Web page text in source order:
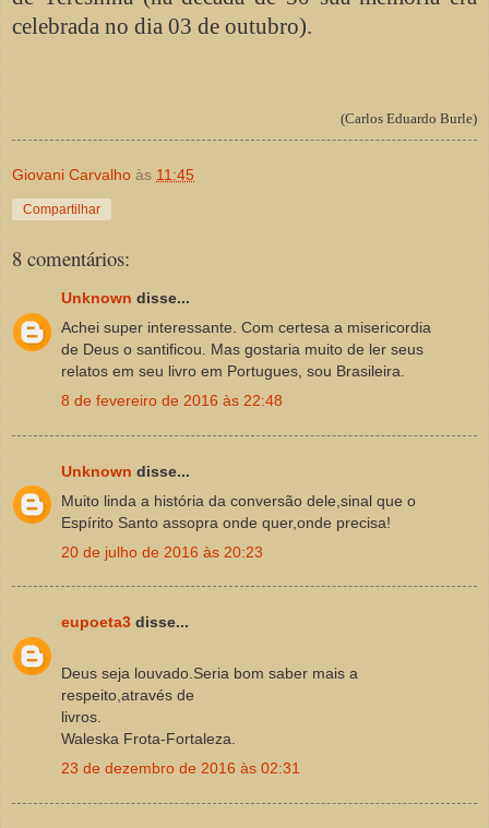
celebrada no dia 03 de outubro).
(Carlos Eduardo Burle)
Giovani Carvalho às 11:45
Compartilhar
8 comentários:
Unknown disse...
Achei super interessante. Com certesa a misericordia
de Deus o santificou. Mas gostaria muito de ler seus
relatos em seu livro em Portugues, sou Brasileira.
8 de fevereiro de 2016 às 22:48
Unknown disse...
Muito linda a história da conversão dele,sinal que o
Espírito Santo assopra onde quer,onde precisa!
20 de julho de 2016 às 20:23
eupoeta3 disse...
Deus seja louvado.Seria bom saber mais a
respeito,através de
livros.
Waleska Frota-Fortaleza.
23 de dezembro de 2016 às 02:31